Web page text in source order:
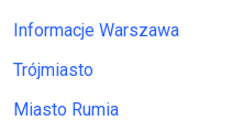
Informacje Warszawa
Trójmiasto
Miasto Rumia